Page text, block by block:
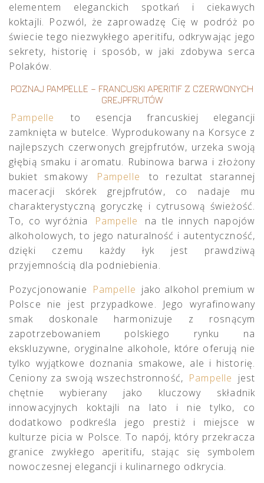
elementem eleganckich spotkań i ciekawych
koktajli. Pozwól, że zaprowadzę Cię w podróż po
świecie tego niezwykłego aperitifu, odkrywając jego
sekrety, historię i sposób, w jaki zdobywa serca
Polaków.
POZNAJ PAMPELLE – FRANCUSKI APERITIF Z CZERWONYCH
GREJPFRUTÓW
Pampelle
to esencja francuskiej elegancji
zamknięta w butelce. Wyprodukowany na Korsyce z
najlepszych czerwonych grejpfrutów, urzeka swoją
głębią smaku i aromatu. Rubinowa barwa i złożony
bukiet smakowy
Pampelle
to rezultat starannej
maceracji skórek grejpfrutów, co nadaje mu
charakterystyczną goryczkę i cytrusową świeżość.
To, co wyróżnia
Pampelle
na tle innych napojów
alkoholowych, to jego naturalność i autentyczność,
dzięki czemu każdy łyk jest prawdziwą
przyjemnością dla podniebienia.
Pozycjonowanie Pampelle jako alkohol premium w
Polsce nie jest przypadkowe. Jego wyrafinowany
smak doskonale harmonizuje z rosnącym
zapotrzebowaniem polskiego rynku na
ekskluzywne, oryginalne alkohole, które oferują nie
tylko wyjątkowe doznania smakowe, ale i historię.
Ceniony za swoją wszechstronność, Pampelle jest
chętnie wybierany jako kluczowy składnik
innowacyjnych koktajli na lato i nie tylko, co
dodatkowo podkreśla jego prestiż i miejsce w
kulturze picia w Polsce. To napój, który przekracza
granice zwykłego aperitifu, stając się symbolem
nowoczesnej elegancji i kulinarnego odkrycia.